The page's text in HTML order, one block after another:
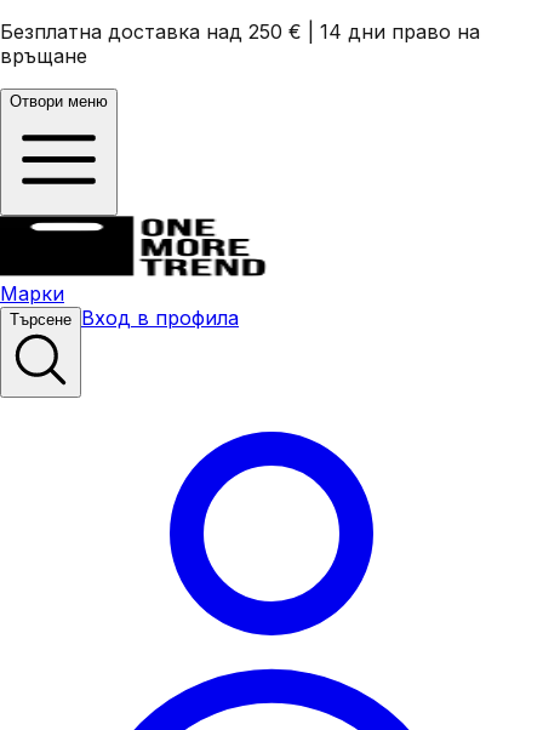
Безплатна доставка над 250 €
14 дни право на
връщане
Отвори меню
Марки
Търсене Вход в профила